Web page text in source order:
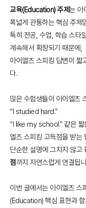
교육(Education) 주제는 아
폭넓게 관통하는 핵심 주제
특히 전공, 수업, 학습 스타
계속해서 확장되기 때문에,
아이엘츠 스피킹 답변이 짧
다.
많은 수험생들이 아이엘츠
“I studied hard.”
“I like my school.” 같은 짧
엘츠 스피킹 고득점을 받는
단순한 설명에 그치지 않고
점까지 자연스럽게 연결됩
이번 글에서는 아이엘츠 스
(Education) 핵심 표현과